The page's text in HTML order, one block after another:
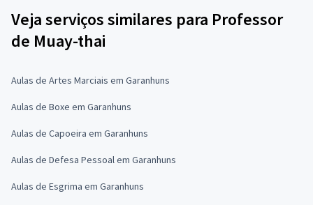
Veja serviços similares para Professor
de Muay-thai
Aulas de Artes Marciais em Garanhuns
Aulas de Boxe em Garanhuns
Aulas de Capoeira em Garanhuns
Aulas de Defesa Pessoal em Garanhuns
Aulas de Esgrima em Garanhuns